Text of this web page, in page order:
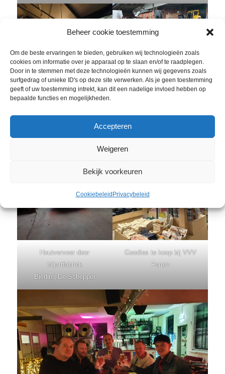
Beheer cookie toestemming
Om de beste ervaringen te bieden, gebruiken wij technologieën zoals
cookies om informatie over je apparaat op te slaan en/of te raadplegen.
Door in te stemmen met deze technologieën kunnen wij gegevens zoals
surfgedrag of unieke ID's op deze site verwerken. Als je geen toestemming
geeft of uw toestemming intrekt, kan dit een nadelige invloed hebben op
bepaalde functies en mogelijkheden.
Accepteren
Weigeren
Bekijk voorkeuren
CookiebeleidPrivacybeleid
Onze thuisbasis is
ingericht.
Hout halen bij Aalbers in
Houtvervoer door
biljartfabriek
Bierling-De Schepper
Goodies te koop bij VVV
Forum